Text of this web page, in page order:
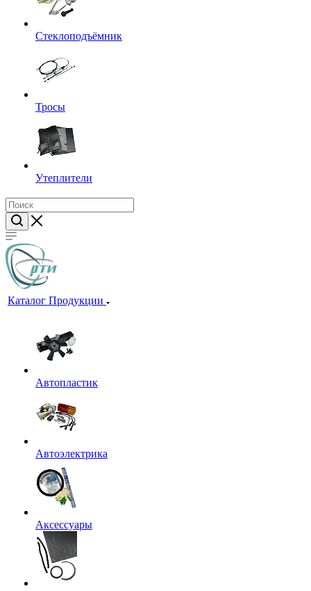
Стеклоподъёмник
Тросы
Утеплители
Каталог Продукции
Автопластик
Автоэлектрика
Аксессуары